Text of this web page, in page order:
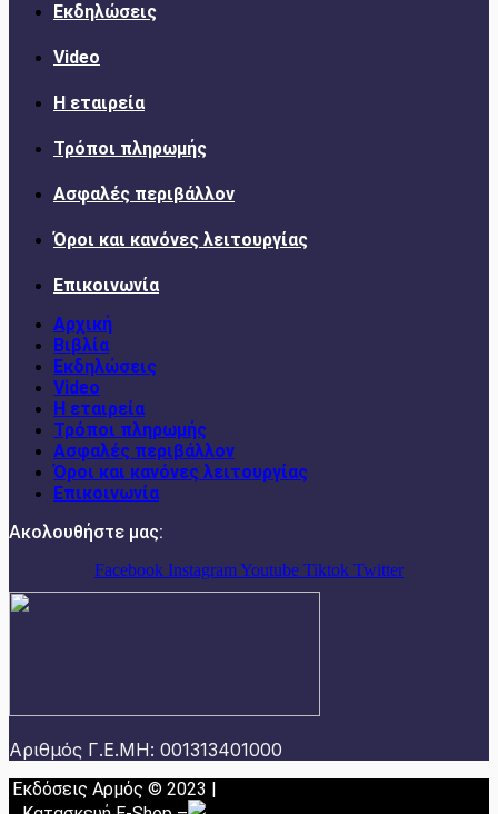
Εκδηλώσεις
Video
Η εταιρεία
Τρόποι πληρωμής
Ασφαλές περιβάλλον
Όροι και κανόνες λειτουργίας
Επικοινωνία
Αρχική
Βιβλία
Εκδηλώσεις
Video
Η εταιρεία
Τρόποι πληρωμής
Ασφαλές περιβάλλον
Όροι και κανόνες λειτουργίας
Επικοινωνία
Ακολουθήστε μας:
Facebook InstagramYoutube Tiktok Twitter
Αριθμός Γ.Ε.ΜΗ: 001313401000
Εκδόσεις Αρμός © 2023 |